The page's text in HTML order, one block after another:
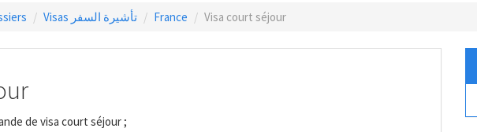
Visas تأشيرة السفر France Visa court séjour
de visa court séjour ;